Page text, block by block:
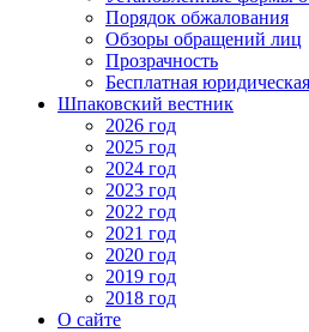
Порядок обжалования
Обзоры обращений лиц
Прозрачность
Бесплатная
Шпаковский вестник
2026 год
2025 год
2024 год
2023 год
2022 год
2021 год
2020 год
2019 год
2018 год
О сайте